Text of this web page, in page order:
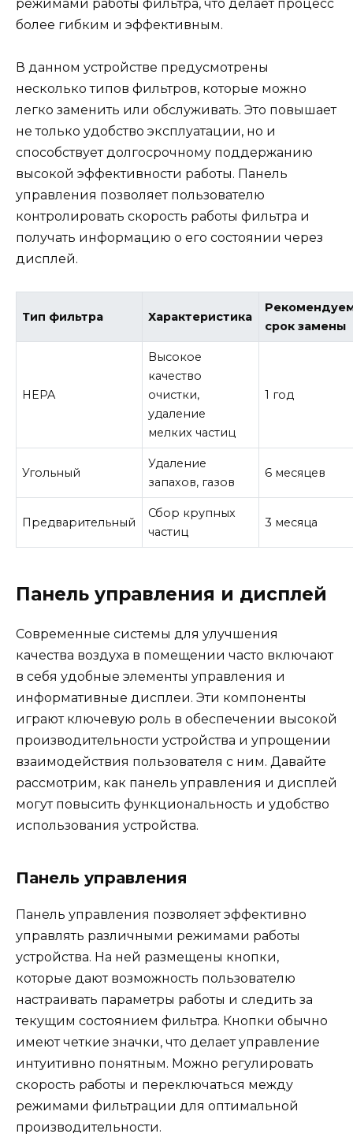
режимами работы фильтра, что делает процесс
более гибким и эффективным.
В данном устройстве предусмотрены
несколько типов фильтров, которые можно
легко заменить или обслуживать. Это повышает
не только удобство эксплуатации, но и
способствует долгосрочному поддержанию
высокой эффективности работы. Панель
управления позволяет пользователю
контролировать скорость работы фильтра и
получать информацию о его состоянии через
дисплей.
Тип фильтра Характеристика
срок замены
HEPA
Высокое
качество
очистки,
удаление
мелких частиц
1 год
Угольный
Удаление
запахов, газов
6 месяцев
Предварительный
Сбор крупных
частиц
3 месяца
Панель управления и дисплей
Современные системы для улучшения
качества воздуха в помещении часто включают
в себя удобные элементы управления и
информативные дисплеи. Эти компоненты
играют ключевую роль в обеспечении высокой
производительности устройства и упрощении
взаимодействия пользователя с ним. Давайте
рассмотрим, как панель управления и дисплей
могут повысить функциональность и удобство
использования устройства.
Панель управления
Панель управления позволяет эффективно
управлять различными режимами работы
устройства. На ней размещены кнопки,
которые дают возможность пользователю
настраивать параметры работы и следить за
текущим состоянием фильтра. Кнопки обычно
имеют четкие значки, что делает управление
интуитивно понятным. Можно регулировать
скорость работы и переключаться между
режимами фильтрации для оптимальной
производительности.